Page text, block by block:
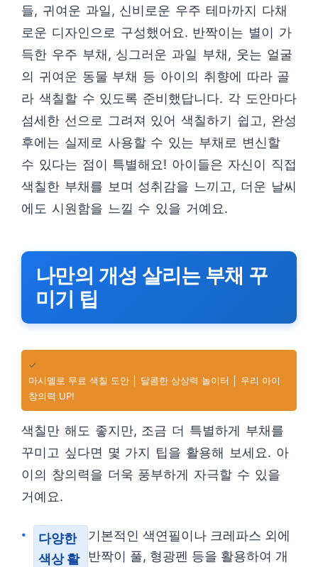
들, 귀여운 과일, 신비로운 우주 테마까지 다채
로운 디자인으로 구성했어요. 반짝이는 별이 가
득한 우주 부채, 싱그러운 과일 부채, 웃는 얼굴
의 귀여운 동물 부채 등 아이의 취향에 따라 골
라 색칠할 수 있도록 준비했답니다. 각 도안마다
섬세한 선으로 그려져 있어 색칠하기 쉽고, 완성
후에는 실제로 사용할 수 있는 부채로 변신할
수 있다는 점이 특별해요! 아이들은 자신이 직접
색칠한 부채를 보며 성취감을 느끼고, 더운 날씨
에도 시원함을 느낄 수 있을 거예요.
나만의 개성 살리는 부채 꾸
미기 팁
✓
마시멜로 무료 색칠 도안 │ 달콤한 상상력 놀이터 │ 우리 아이
창의력 UP!
색칠만 해도 좋지만, 조금 더 특별하게 부채를
꾸미고 싶다면 몇 가지 팁을 활용해 보세요. 아
이의 창의력을 더욱 풍부하게 자극할 수 있을
거예요.
다양한
색상 활
기본적인 색연필이나 크레파스 외에
반짝이 풀, 형광펜 등을 활용하여 개